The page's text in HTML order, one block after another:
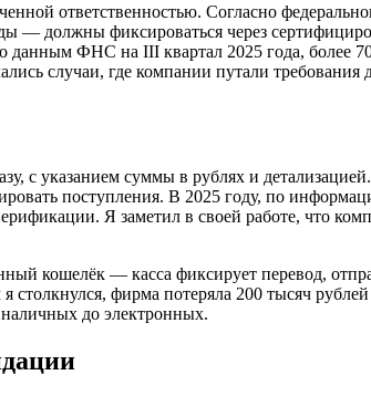
ответственностью. Согласно
должны фиксироваться через
ФНС на III квартал 2025 года, более
случаи, где компании путали
с указанием суммы в рублях и
поступления. В 2025 году, по
Я заметил в своей работе, что
кошелёк — касса фиксирует перевод,
столкнулся, фирма потеряла 200 тысяч
до электронных.